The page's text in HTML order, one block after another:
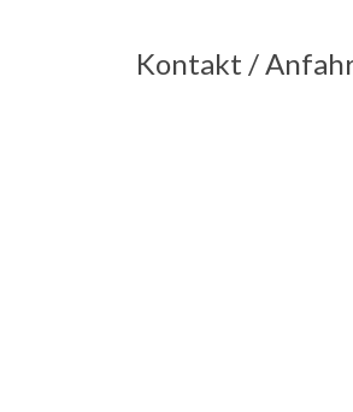
Kontakt /